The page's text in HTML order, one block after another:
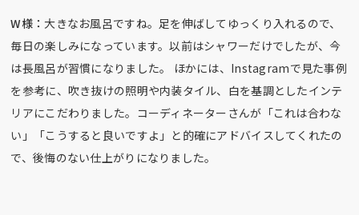
W様：大きなお風呂ですね。足を伸ばしてゆっくり入れるので、
毎日の楽しみになっています。以前はシャワーだけでしたが、今
は長風呂が習慣になりました。 ほかには、Instagramで見た事例
を参考に、吹き抜けの照明や内装タイル、白を基調としたインテ
リアにこだわりました。コーディネーターさんが「これは合わな
い」「こうすると良いですよ」と的確にアドバイスしてくれたの
で、後悔のない仕上がりになりました。